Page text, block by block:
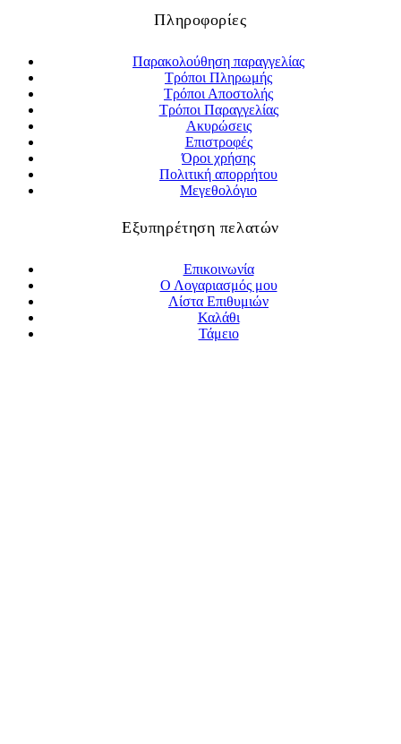
Πληροφορίες
Παρακολούθηση παραγγελίας
Τρόποι Πληρωμής
Τρόποι Αποστολής
Τρόποι Παραγγελίας
Ακυρώσεις
Επιστροφές
Όροι χρήσης
Πολιτική απορρήτου
Μεγεθολόγιο
Εξυπηρέτηση πελατών
Επικοινωνία
Ο Λογαριασμός μου
Λίστα Επιθυμιών
Καλάθι
Τάμειο